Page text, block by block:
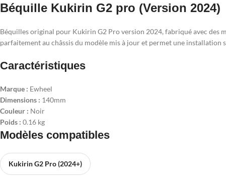
Béquille Kukirin G2 pro (Version 2024)
Béquilles original pour Kukirin G2 Pro version 2024, fabriqué avec
parfaitement au châssis du modèle mis à jour et permet une installation
Caractéristiques
Marque : Ewheel
Dimensions : 140mm
Couleur : Noir
Poids : 0.16 kg
Modèles compatibles
Kukirin G2 Pro (2024+)